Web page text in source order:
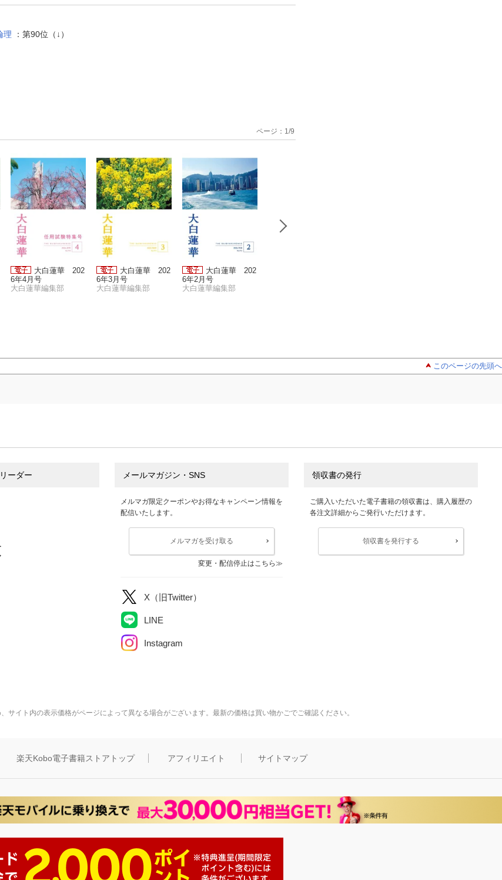
理 ：第90位（↓）
大白蓮華 202
6年4月号
大白蓮華編集部
大白蓮華 202
6年3月号
大白蓮華編集部
大白蓮華 202
6年2月号
大白蓮華編集部
ページ： 1 /9
このページの先頭へ
ーダー メールマガジン・SNS
メルマガ限定クーポンやお得なキャンペーン情報を
配信いたします。
メルマガを受け取る
変更・配信停止はこちら
X（旧Twitter）
LINE
Instagram
領収書の発行
ご購入いただいた電子書籍の領収書は、購入履歴の
各注文詳細からご発行いただけます。
領収書を発行する
サイト内の表示価格がページによって異なる場合がございます。最新の価格は買い物かごでご確認ください。
楽天Kobo電子書籍ストアトップ アフィリエイト サイトマップ